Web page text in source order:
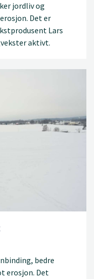
jordliv og
Det er
Lars
aktivt.
bedre
erosjon. Det